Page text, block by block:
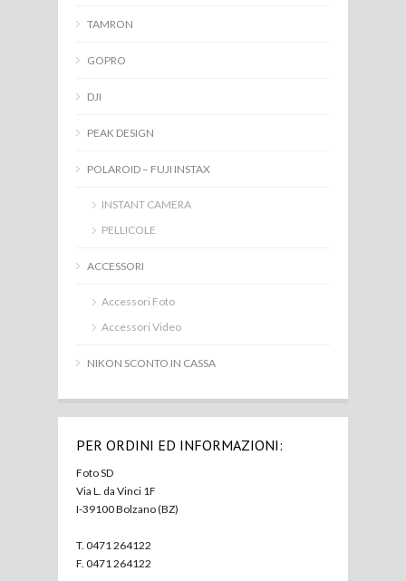
TAMRON
GOPRO
DJI
PEAK DESIGN
POLAROID – FUJI INSTAX
INSTANT CAMERA
PELLICOLE
ACCESSORI
Accessori Foto
Accessori Video
NIKON SCONTO IN CASSA
PER ORDINI ED INFORMAZIONI:
Foto SD
Via L. da Vinci 1F
I-39100 Bolzano (BZ)
T. 0471 264122
F. 0471 264122